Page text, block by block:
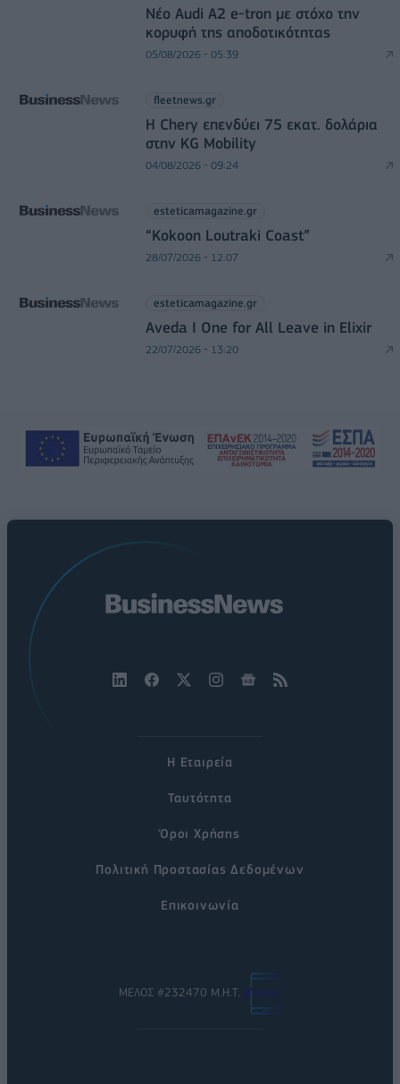
Νέο Audi A2 e-tron με στόχο την
κορυφή της αποδοτικότητας
05/08/2026 - 05:39
fleetnews.gr
Η Chery επενδύει 75 εκατ. δολάρια
στην KG Mobility
04/08/2026 - 09:24
esteticamagazine.gr
“Kokoon Loutraki Coast”
28/07/2026 - 12:07
esteticamagazine.gr
Aveda I One for All Leave in Elixir
22/07/2026 - 13:20
Η Εταιρεία
Ταυτότητα
Όροι Χρήσης
Πολιτική Προστασίας Δεδομένων
Επικοινωνία
ΜΕΛΟΣ #232470 Μ.Η.Τ.